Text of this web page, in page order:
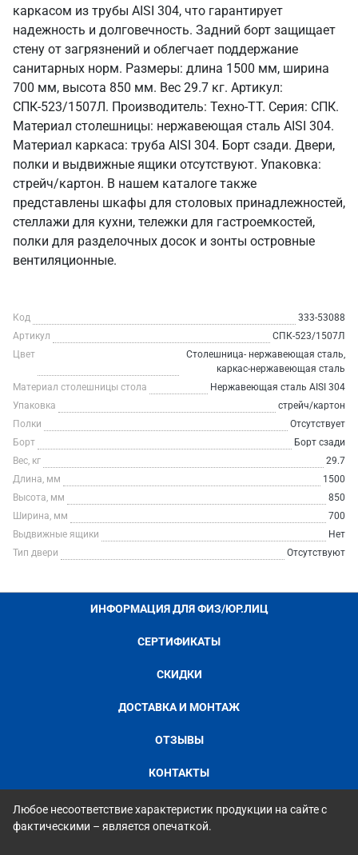
каркасом из трубы AISI 304, что гарантирует
надежность и долговечность. Задний борт защищает
стену от загрязнений и облегчает поддержание
санитарных норм. Размеры: длина 1500 мм, ширина
700 мм, высота 850 мм. Вес 29.7 кг. Артикул:
СПК-523/1507Л. Производитель: Техно-ТТ. Серия: СПК.
Материал столешницы: нержавеющая сталь AISI 304.
Материал каркаса: труба AISI 304. Борт сзади. Двери,
полки и выдвижные ящики отсутствуют. Упаковка:
стрейч/картон. В нашем каталоге также
представлены шкафы для столовых принадлежностей,
стеллажи для кухни, тележки для гастроемкостей,
полки для разделочных досок и зонты островные
вентиляционные.
Код
333-53088
Артикул
СПК-523/1507Л
Цвет
Столешница- нержавеющая сталь,
каркас-нержавеющая сталь
Материал столешницы стола
Нержавеющая сталь AISI 304
Упаковка
стрейч/картон
Полки
Отсутствует
Борт
Борт сзади
Вес, кг
29.7
Длина, мм
1500
Высота, мм
850
Ширина, мм
700
Выдвижные ящики
Нет
Тип двери
Отсутствуют
ИНФОРМАЦИЯ ДЛЯ ФИЗ/ЮР.ЛИЦ
СЕРТИФИКАТЫ
СКИДКИ
ДОСТАВКА И МОНТАЖ
ОТЗЫВЫ
КОНТАКТЫ
Любое несоответствие характеристик продукции на сайте с
фактическими – является опечаткой.